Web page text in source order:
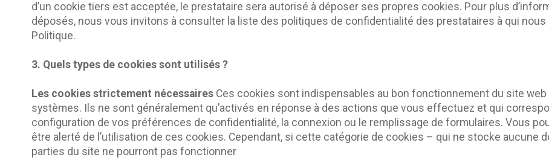
d’un cookie tiers est acceptée, le prestataire sera autorisé à déposer ses propres cookies. Pour plus
déposés, nous vous invitons à consulter la liste des politiques de confidentialité des prestataires à qui
Politique.
3. Quels types de cookies sont utilisés ?
Les cookies strictement nécessaires Ces cookies sont indispensables au bon fonctionnement du site
systèmes. Ils ne sont généralement qu’activés en réponse à des actions que vous effectuez et qui
configuration de vos préférences de confidentialité, la connexion ou le remplissage de formulaires. Vous
être alerté de l’utilisation de ces cookies. Cependant, si cette catégorie de cookies – qui ne stocke aucune
parties du site ne pourront pas fonctionner